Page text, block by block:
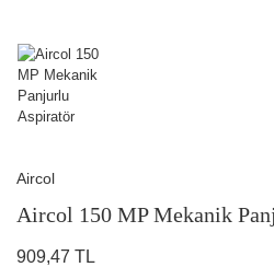
Aircol
Aircol 150 MP Mekanik
909,47 TL